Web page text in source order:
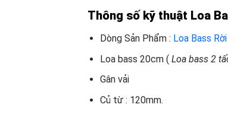
Thông số kỹ thuật Loa
Dòng Sản Phẩm : Loa Bass Rời
Loa bass 20cm ( Loa bass 2
Gân vải
Củ từ : 120mm.